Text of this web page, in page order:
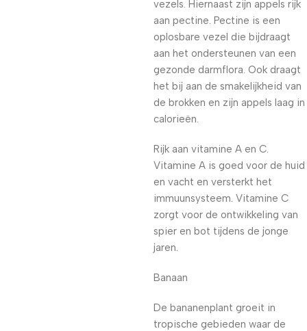
vezels. Hiernaast zijn appels rijk
aan pectine. Pectine is een
oplosbare vezel die bijdraagt
aan het ondersteunen van een
gezonde darmflora. Ook draagt
het bij aan de smakelijkheid van
de brokken en zijn appels laag in
calorieën.
Rijk aan vitamine A en C.
Vitamine A is goed voor de huid
en vacht en versterkt het
immuunsysteem. Vitamine C
zorgt voor de ontwikkeling van
spier en bot tijdens de jonge
jaren.
Banaan
De bananenplant groeit in
tropische gebieden waar de